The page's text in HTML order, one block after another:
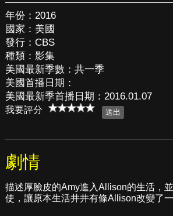
年份：2016
國家：美國
發行：CBS
種類：影集
美國最新季數：共一季
美國首播日期：
美國最新季首播日期：2016.01.07
我要評分
劇情
描述厚臉皮的Amy進入Allison的生活，
使，讓原本生活井井有條Allison改變了一